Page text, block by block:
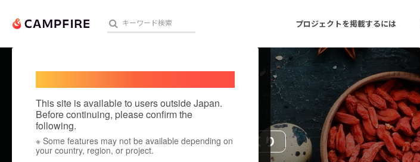
プロジェクトを掲載するには
人気のプロジェクト 注目のリターン 注目の新着プロジェクト
アート・写真 音楽
This site is available to users outside Japan.
Before continuing, please confirm the
following.
※ Some features may not be available depending on
your country, region, or project.
#開業 #宣伝 #ファンづくり